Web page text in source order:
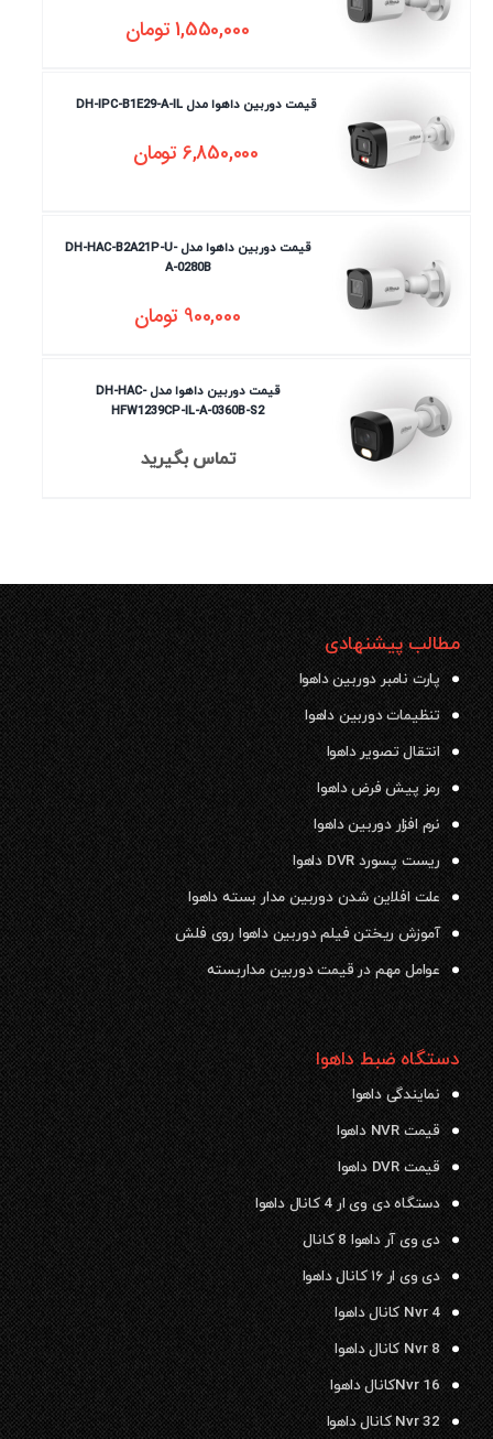
1,550,000تومان
قیمت دوربین داهوا مدل DH-IPC-B1E29-A-IL
6,850,000تومان
قیمت دوربین داهوا مدل DH-HAC-B2A21P-U-
A-0280B
900,000 تومان
قیمت دوربین داهوا مدل DH-HAC-
HFW1239CP-IL-A-0360B-S2
تماس بگیرید
مطالب پیشنهادی
پارت نامبر دوربین داهوا
تنظیمات دوربین داهوا
انتقال تصویر داهوا
رمز پیش فرض داهوا
نرم افزار دوربین داهوا
ریست پسورد DVR داهوا
علت افلاین شدن دوربین مدار بسته داهوا
آموزش ریختن فیلم دوربین داهوا روی فلش
عوامل مهم در قیمت دوربین مداربسته
دستگاه ضبط داهوا
نمایندگی داهوا
قیمت NVR داهوا
قیمت DVR داهوا
دستگاه دی وی ار 4 کانال داهوا
دی وی آر داهوا 8 کانال
دی وی ار ۱۶ کانال داهوا
Nvr 4 کانال داهوا
Nvr 8 کانال داهوا
Nvr 16کانال داهوا
Nvr 32 کانال داهوا